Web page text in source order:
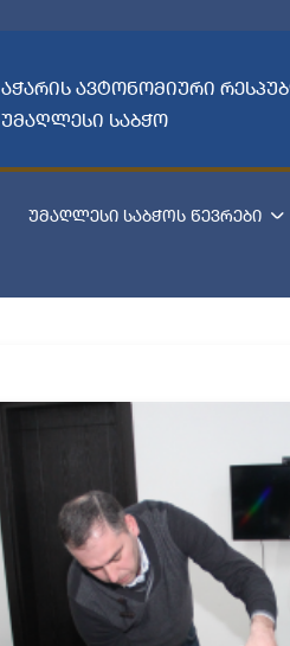
აჭარის ავტონომიური
უმაღლესი საბჭო
უმაღლესი საბჭოს წევრები